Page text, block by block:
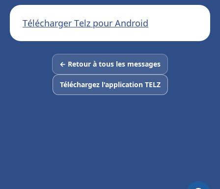
Télécharger Telz pour Android
← Retour à tous les messages
Téléchargez l'application TELZ